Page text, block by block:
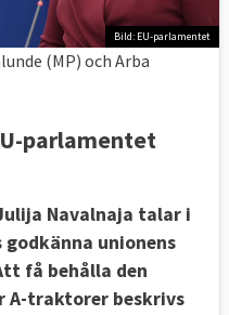
Bild: EU-parlamentet
(MP) och Arba
parlamentet
Navalnaja talar i
unionens
få behålla den
A-traktorer beskrivs